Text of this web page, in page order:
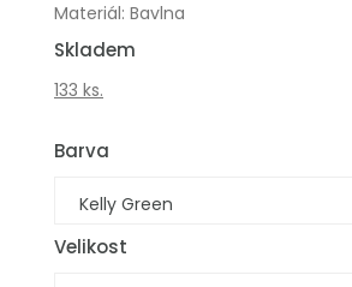
Materiál: Bavlna
Skladem
133 ks.
Barva
Kelly Green
Velikost